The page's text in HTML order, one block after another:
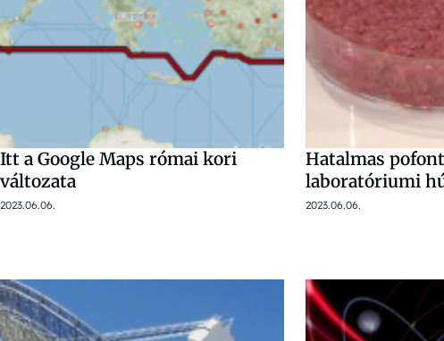
Itt a Google Maps római kori
változata
2023.06.06.
Hatalmas
laboratóriumi
2023.06.06.